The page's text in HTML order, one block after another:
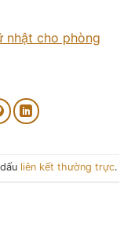
nhật cho phòng
liên kết thường trực.